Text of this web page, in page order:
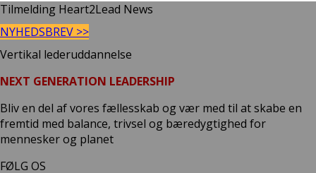
Tilmelding Heart2Lead News
NYHEDSBREV >>
Vertikal lederuddannelse
NEXT GENERATION LEADERSHIP
Bliv en del af vores fællesskab og vær med til at skabe en
fremtid med balance, trivsel og bæredygtighed for
mennesker og planet
FØLG OS